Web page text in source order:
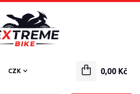
CZK 0,00 Kč